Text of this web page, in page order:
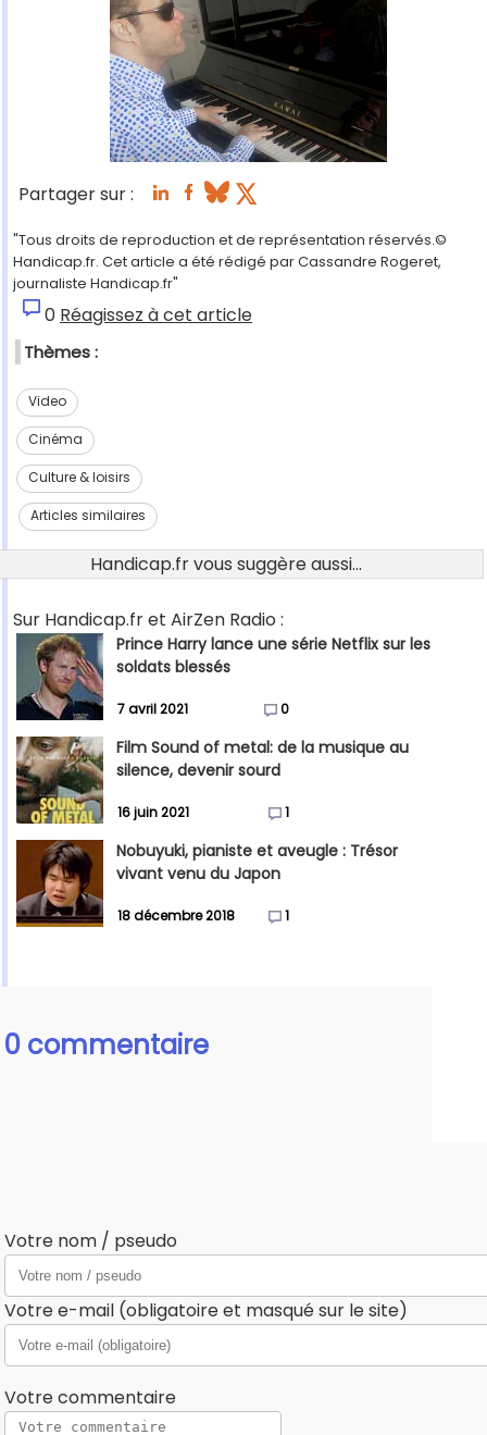
Partager sur :
"Tous droits de reproduction et de représentation réservés.©
Handicap.fr. Cet article a été rédigé par Cassandre Rogeret,
journaliste Handicap.fr"
0 Réagissez à cet article
Thèmes :
Video
Cinéma
Culture & loisirs
Articles similaires
Handicap.fr vous suggère aussi...
Sur Handicap.fr et AirZen Radio :
Prince Harry lance une série Netflix sur les
soldats blessés
7 avril 2021 0
Film Sound of metal: de la musique au
silence, devenir sourd
16 juin 2021 1
Nobuyuki, pianiste et aveugle : Trésor
vivant venu du Japon
18 décembre 2018 1
0 commentaire
Votre nom / pseudo
Votre e-mail (obligatoire et masqué sur le site)
Votre commentaire